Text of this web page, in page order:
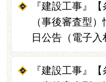
『建設工事』
（事後審査型
日公告（電子入
『建設工事』